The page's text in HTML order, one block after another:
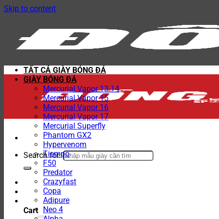
Skip to content
Search for:
Cart
TẤT CẢ GIÀY BÓNG ĐÁ
GIÀY BÓNG ĐÁ
Mercurial Vapor 13-14
Mercurial Vapor 15
Mercurial Vapor 16
Mercurial Vapor 17
Mercurial Superfly
Phantom GX2
Hypervenom
Tiempo
F50
Predator
Crazyfast
Copa
Adipure
Neo 4